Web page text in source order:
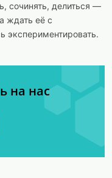
сочинять, делиться —
ждать её с
экспериментировать.
на нас